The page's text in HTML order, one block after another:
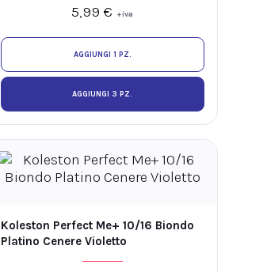
5,99 € +iva
copertura dei capelli bianchi. La
tecnologia ME+ offre elevate
prestazioni colore riducendo il rischio
di sviluppare nuove allergie ai coloranti.
AGGIUNGI 1 PZ.
AGGIUNGI 3 PZ.
Koleston Perfect Me+ 10/16 Biondo
Platino Cenere Violetto